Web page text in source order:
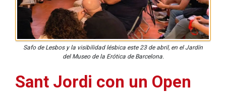
Safo de Lesbos y la visibilidad lésbica este 23 de abril, en el Jardín
del Museo de la Erótica de Barcelona.
Sant Jordi con un Open